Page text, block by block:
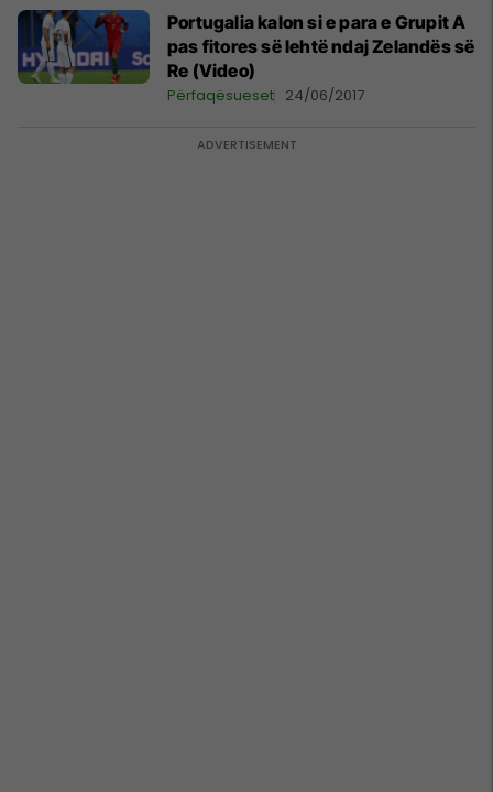
Portugalia kalon si e para e Grupit A
pas fitores së lehtë ndaj Zelandës së
Re (Video)
Përfaqësueset 24/06/2017